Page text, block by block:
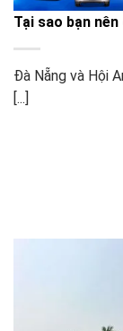
Tại sao bạn
Đà Nẵng và Hội
[...]